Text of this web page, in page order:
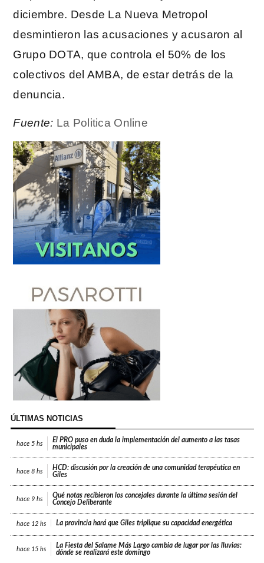
diciembre. Desde La Nueva Metropol
desmintieron las acusaciones y acusaron al
Grupo DOTA, que controla el 50% de los
colectivos del AMBA, de estar detrás de la
denuncia.
Fuente: La Politica Online
ÚLTIMAS NOTICIAS
hace 5 hs
El PRO puso en duda la implementación del aumento a las tasas
municipales
hace 8 hs
HCD: discusión por la creación de una comunidad terapéutica en
Giles
hace 9 hs
Qué notas recibieron los concejales durante la última sesión del
Concejo Deliberante
hace 12 hs La provincia hará que Giles triplique su capacidad energética
hace 15 hs
La Fiesta del Salame Más Largo cambia de lugar por las lluvias:
dónde se realizará este domingo